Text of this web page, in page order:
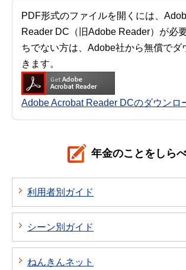
PDF形式のファイルを開くには、
Reader DC（旧Adobe Reader）が必
ちでない方は、Adobe社から無償でダ
きます。
Adobe Acrobat Reader DCのダウンロ
年金のことをしら
利用者別ガイド
シーン別ガイド
ねんきんネット